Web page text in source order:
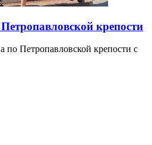
крепости
по Петропавловской крепости с